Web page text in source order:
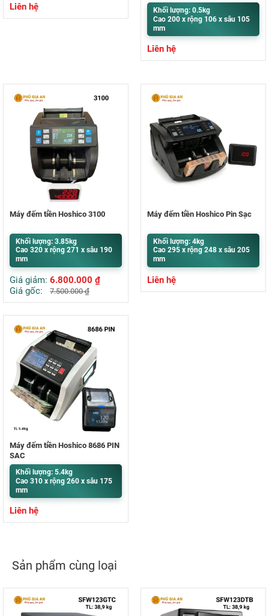
Liên hệ
Khối lượng: 0.5kg
Cao 200 x rộng 106 x sâu 105
mm
Liên hệ
Máy đếm tiền Hoshico 3100
Khối lượng: 3.85kg
Cao 320 x rộng 271 x sâu 190
mm
Giá giảm: 6.800.000 ₫
Giá gốc:
7.500.000₫
Máy đếm tiền Hoshico Pin Sạc
Khối lượng: 4kg
Cao 295 x rộng 248 x sâu 205
mm
Liên hệ
Máy đếm tiền Hoshico 8686 PIN
SẠC
Khối lượng: 5.4kg
Cao 310 x rộng 260 x sâu 175
mm
Liên hệ
Sản phẩm cùng loại